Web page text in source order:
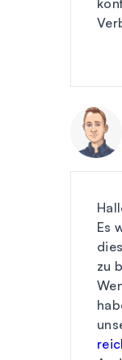
Es
zu